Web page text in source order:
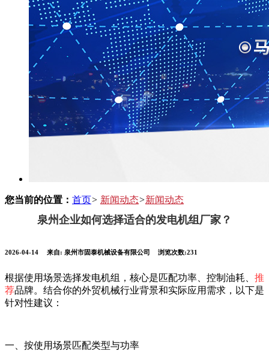
您当前的位置： 首页> 新闻动态>新闻动态
泉州企业如何选择适合的发电机组厂家？
2026-04-14 来自: 泉州市固泰机械设备有限公司 浏览次数:231
根据使用场景选择发电机组，核心是匹配功率、控制油耗、 推
荐品牌‌。结合你的外贸机械行业背景和实际应用需求，以下是
针对性建议：
一、按使用场景匹配类型与功率